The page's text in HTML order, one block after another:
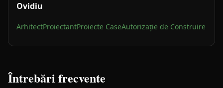
Ovidiu
ArhitectProiectantProiecte CaseAutorizație de Construire
Întrebări frecvente